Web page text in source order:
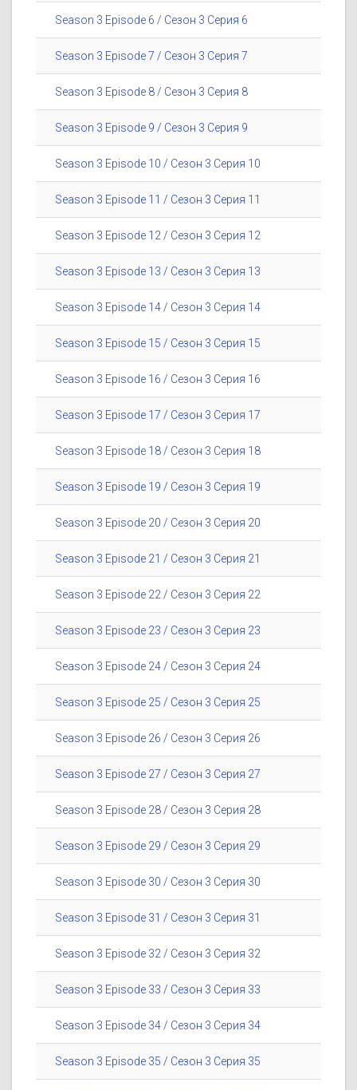
Season 3 Episode 6 / Сезон 3 Серия 6
Season 3 Episode 7 / Сезон 3 Серия 7
Season 3 Episode 8 / Сезон 3 Серия 8
Season 3 Episode 9 / Сезон 3 Серия 9
Season 3 Episode 10 / Сезон 3 Серия 10
Season 3 Episode 11 / Сезон 3 Серия 11
Season 3 Episode 12 / Сезон 3 Серия 12
Season 3 Episode 13 / Сезон 3 Серия 13
Season 3 Episode 14 / Сезон 3 Серия 14
Season 3 Episode 15 / Сезон 3 Серия 15
Season 3 Episode 16 / Сезон 3 Серия 16
Season 3 Episode 17 / Сезон 3 Серия 17
Season 3 Episode 18 / Сезон 3 Серия 18
Season 3 Episode 19 / Сезон 3 Серия 19
Season 3 Episode 20 / Сезон 3 Серия 20
Season 3 Episode 21 / Сезон 3 Серия 21
Season 3 Episode 22 / Сезон 3 Серия 22
Season 3 Episode 23 / Сезон 3 Серия 23
Season 3 Episode 24 / Сезон 3 Серия 24
Season 3 Episode 25 / Сезон 3 Серия 25
Season 3 Episode 26 / Сезон 3 Серия 26
Season 3 Episode 27 / Сезон 3 Серия 27
Season 3 Episode 28 / Сезон 3 Серия 28
Season 3 Episode 29 / Сезон 3 Серия 29
Season 3 Episode 30 / Сезон 3 Серия 30
Season 3 Episode 31 / Сезон 3 Серия 31
Season 3 Episode 32 / Сезон 3 Серия 32
Season 3 Episode 33 / Сезон 3 Серия 33
Season 3 Episode 34 / Сезон 3 Серия 34
Season 3 Episode 35 / Сезон 3 Серия 35